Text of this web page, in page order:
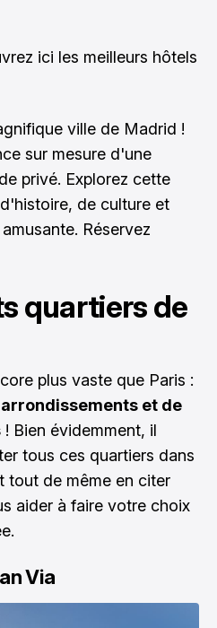
ici les meilleurs hôtels
ville de Madrid !
sur mesure d'une
privé. Explorez cette
de culture et
Réservez
quartiers de
plus vaste que Paris :
arrondissements et de
! Bien évidemment, il
tous ces quartiers dans
tout de même en citer
aider à faire votre choix
Via